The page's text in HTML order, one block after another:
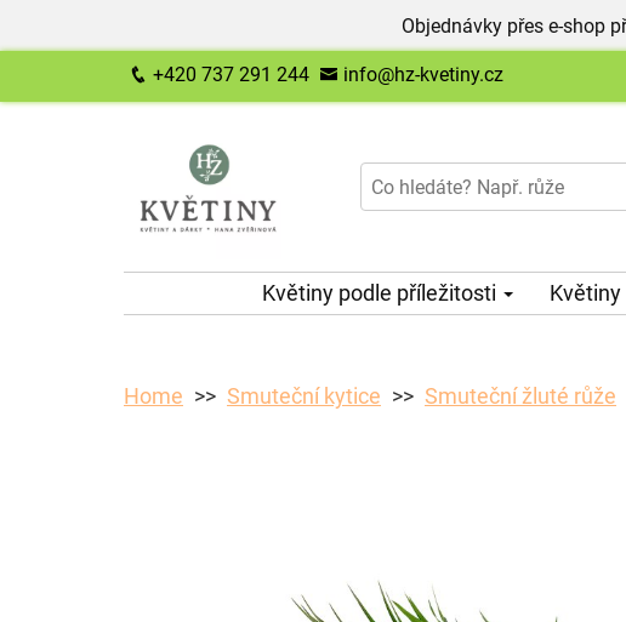
Objednávky přes e-shop
+420 737 291 244 info@hz-kvetiny.cz
Květiny podle příležitosti
Home Smuteční kytice Smuteční žluté růže